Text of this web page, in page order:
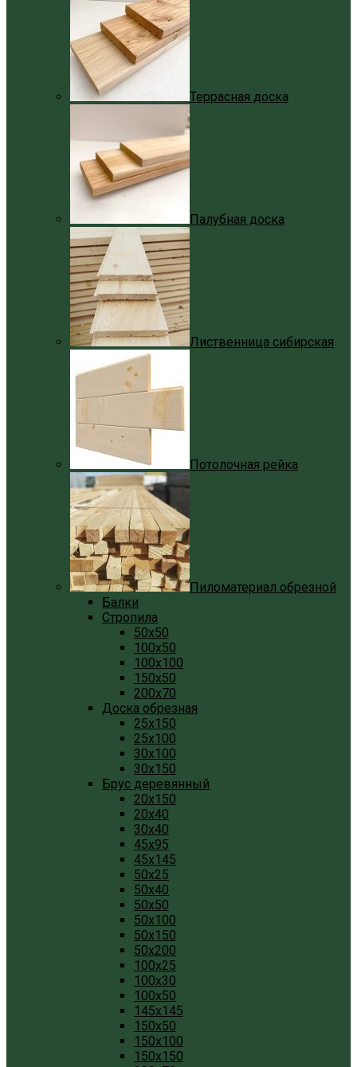
Террасная доска
Палубная доска
Лиственница сибирская
Потолочная рейка
Пиломатериал обрезной
Балки
Стропила
50x50
100x50
100x100
150x50
200x70
Доска обрезная
25x150
25x100
30x100
30x150
Брус деревянный
20x150
20x40
30x40
45x95
45x145
50x25
50x40
50x50
50x100
50x150
50x200
100x25
100x30
100x50
145x145
150x50
150x100
150x150